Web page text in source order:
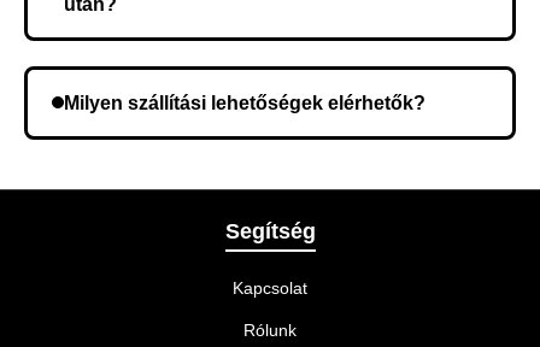
után?
meg a rendelést.
Milyen szállítási lehetőségek elérhetők?
legmegfelelőbb szállítási módot.
Segítség
Kapcsolat
Rólunk